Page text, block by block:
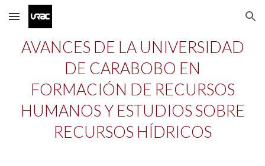
Skip to main content Skip to navigation
AVANCES DE LA UNIVERSIDAD
DE CARABOBO EN
FORMACIÓN DE RECURSOS
HUMANOS Y ESTUDIOS SOBRE
RECURSOS HÍDRICOS